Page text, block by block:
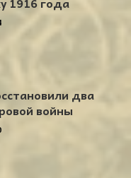
два
войны